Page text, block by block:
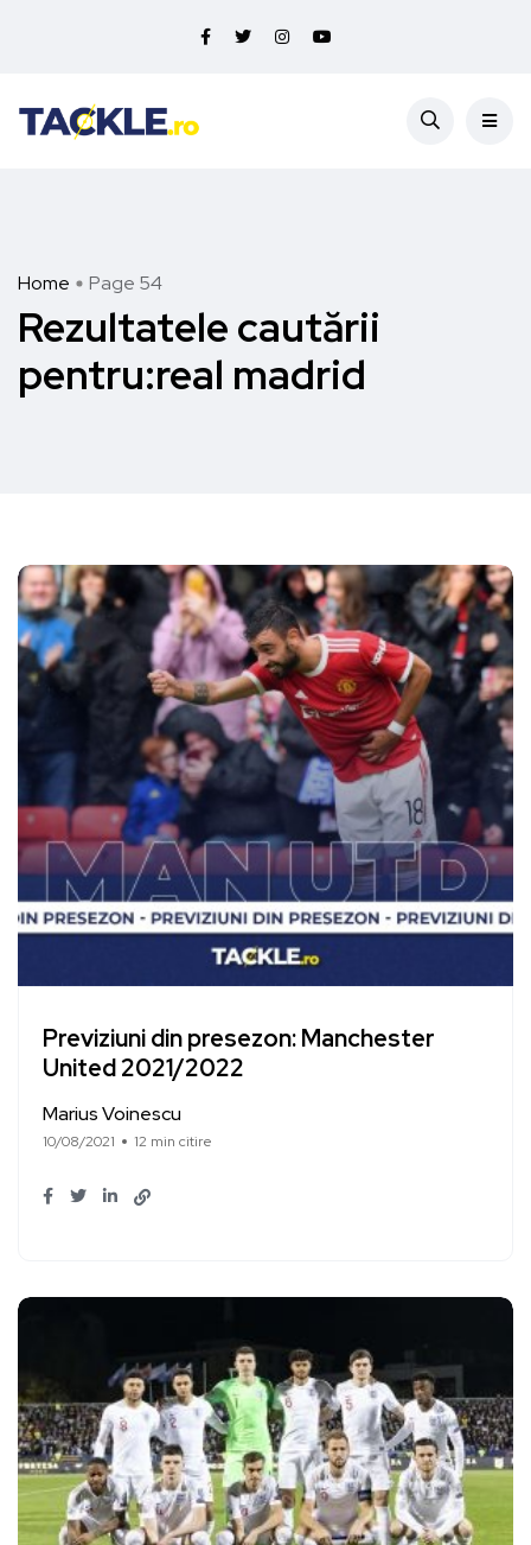
Home Page 54
Rezultatele cautării
pentru:real madrid
Previziuni din presezon: Manchester
United 2021/2022
Marius Voinescu
10/08/2021 12 min citire